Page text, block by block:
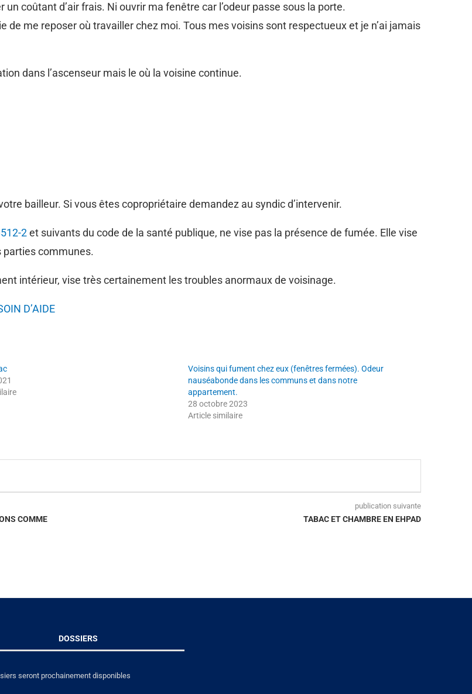
coûtant d’air frais. Ni ouvrir ma fenêtre car l’odeur passe sous la porte.
de me reposer où travailler chez moi. Tous mes voisins sont respectueux et je n’ai jamais
dans l’ascenseur mais le où la voisine continue.
bailleur. Si vous êtes copropriétaire demandez au syndic d’intervenir.
2et suivants du code de la santé publique, ne vise pas la présence de fumée. Elle vise
parties communes.
intérieur, vise très certainement les troubles anormaux de voisinage.
D’AIDE
Voisins qui fument chez eux (fenêtres fermées). Odeur
nauséabonde dans les communs et dans notre
appartement.
28 octobre 2023
Article similaire
COMME
publication suivante
TABAC ET CHAMBRE EN EHPAD
DOSSIERS
seront prochainement disponibles